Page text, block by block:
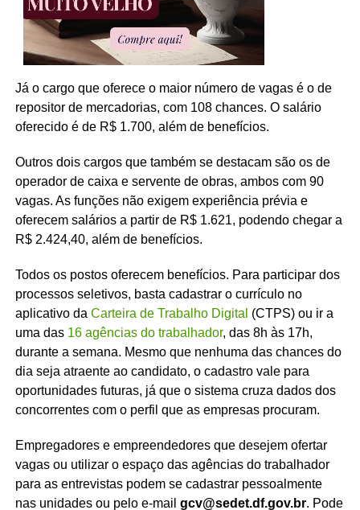
Já o cargo que oferece o maior número de vagas é o de
repositor de mercadorias, com 108 chances. O salário
oferecido é de R$ 1.700, além de benefícios.
Outros dois cargos que também se destacam são os de
operador de caixa e servente de obras, ambos com 90
vagas. As funções não exigem experiência prévia e
oferecem salários a partir de R$ 1.621, podendo chegar a
R$ 2.424,40, além de benefícios.
Todos os postos oferecem benefícios. Para participar dos
processos seletivos, basta cadastrar o currículo no
aplicativo da Carteira de Trabalho Digital (CTPS) ou ir a
uma das 16 agências do trabalhador, das 8h às 17h,
durante a semana. Mesmo que nenhuma das chances do
dia seja atraente ao candidato, o cadastro vale para
oportunidades futuras, já que o sistema cruza dados dos
concorrentes com o perfil que as empresas procuram.
Empregadores e empreendedores que desejem ofertar
vagas ou utilizar o espaço das agências do trabalhador
para as entrevistas podem se cadastrar pessoalmente
nas unidades ou pelo e-mail gcv@sedet.df.gov.br. Pode